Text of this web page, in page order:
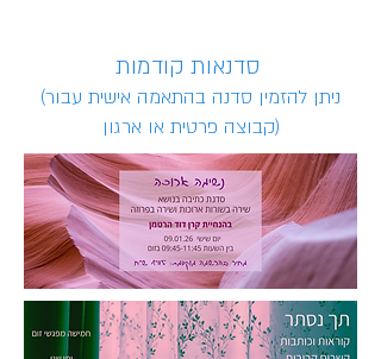
סדנאות קודמות
(ניתן להזמין סדנה בהתאמה אישית עבור
קבוצה פרטית או ארגון)